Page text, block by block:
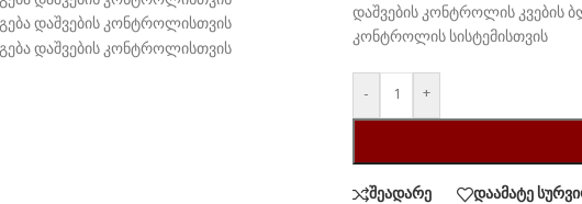
დაშვების კონტროლის კვების
კონტროლის სისტემისთვის
- +
შეადარე
დაამატე